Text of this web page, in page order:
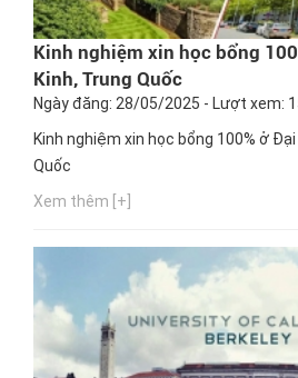
Kinh nghiệm xin học bổng
Kinh, Trung Quốc
Ngày đăng: 28/05/2025 - Lượt xem:
Kinh nghiệm xin học bổng 100% ở
Quốc
Xem thêm [+]